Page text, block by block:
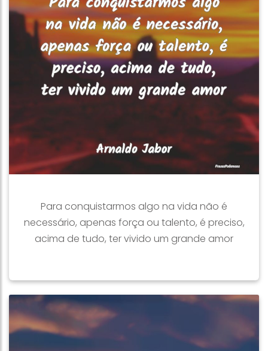
Para conquistarmos algo na vida não é
necessário, apenas força ou talento, é preciso,
acima de tudo, ter vivido um grande amor